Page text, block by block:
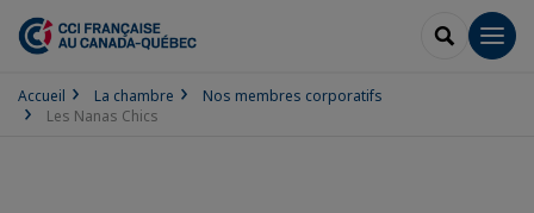
Accueil La chambre
Nos membres corporatifs
Les Nanas Chics